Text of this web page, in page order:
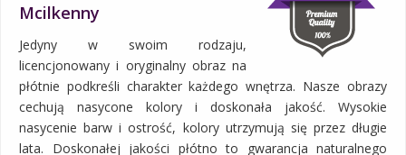
Mcilkenny
Jedyny w swoim rodzaju,
licencjonowany i oryginalny obraz na
płótnie podkreśli charakter każdego wnętrza. Nasze obrazy
cechują nasycone kolory i doskonała jakość. Wysokie
nasycenie barw i ostrość, kolory utrzymują się przez długie
lata. Doskonałej jakości płótno to gwarancja naturalnego